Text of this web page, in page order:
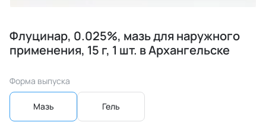
Флуцинар, 0.025%, мазь для наружного
применения, 15 г, 1 шт. в Архангельске
Форма выпуска
Мазь Гель